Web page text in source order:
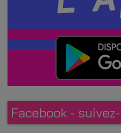
Facebook -